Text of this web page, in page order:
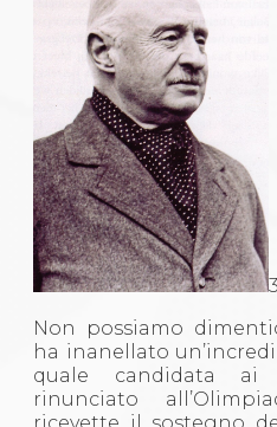
Non possiamo
ha inanellato
quale candidata ai
rinunciato